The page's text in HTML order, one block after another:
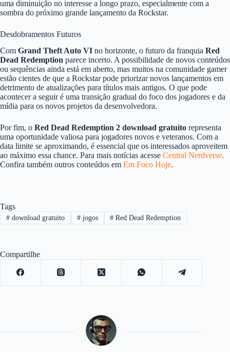
uma diminuição no interesse a longo prazo, especialmente com a
sombra do próximo grande lançamento da Rockstar.
Desdobramentos Futuros
Com Grand Theft Auto VI no horizonte, o futuro da franquia Red
Dead Redemption parece incerto. A possibilidade de novos conteúdos
ou sequências ainda está em aberto, mas muitos na comunidade gamer
estão cientes de que a Rockstar pode priorizar novos lançamentos em
detrimento de atualizações para títulos mais antigos. O que pode
acontecer a seguir é uma transição gradual do foco dos jogadores e da
mídia para os novos projetos da desenvolvedora.
Por fim, o Red Dead Redemption 2 download gratuito representa
uma oportunidade valiosa para jogadores novos e veteranos. Com a
data limite se aproximando, é essencial que os interessados aproveitem
ao máximo essa chance. Para mais notícias acesse Central Nerdverse.
Confira também outros conteúdos em Em Foco Hoje.
Tags
#download gratuito #jogos # Red Dead Redemption
Compartilhe